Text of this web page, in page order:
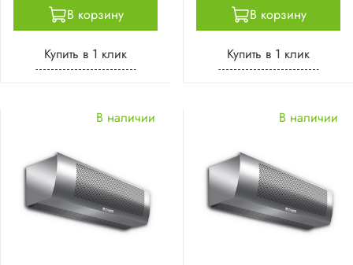
В корзину
Купить в 1 клик
В корзину
Купить в 1 клик
В наличии В наличии